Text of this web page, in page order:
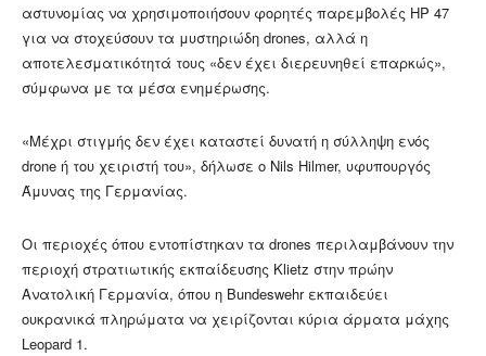
αστυνομίας να χρησιμοποιήσουν φορητές παρεμβολές HP 47
για να στοχεύσουν τα μυστηριώδη drones, αλλά η
αποτελεσματικότητά τους «δεν έχει διερευνηθεί επαρκώς»,
σύμφωνα με τα μέσα ενημέρωσης.
«Μέχρι στιγμής δεν έχει καταστεί δυνατή η σύλληψη ενός
drone ή του χειριστή του», δήλωσε ο Nils Hilmer, υφυπουργός
Άμυνας της Γερμανίας.
Οι περιοχές όπου εντοπίστηκαν τα drones περιλαμβάνουν την
περιοχή στρατιωτικής εκπαίδευσης Klietz στην πρώην
Ανατολική Γερμανία, όπου η Bundeswehr εκπαιδεύει
ουκρανικά πληρώματα να χειρίζονται κύρια άρματα μάχης
Leopard 1.